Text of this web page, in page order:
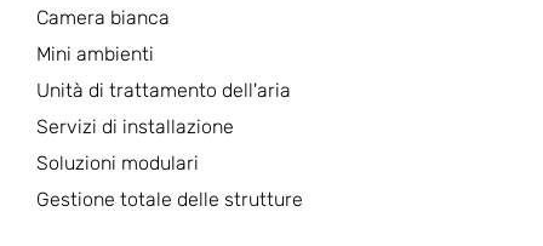
Camera bianca
Mini ambienti
Unità di trattamento dell'aria
Servizi di installazione
Soluzioni modulari
Gestione totale delle strutture